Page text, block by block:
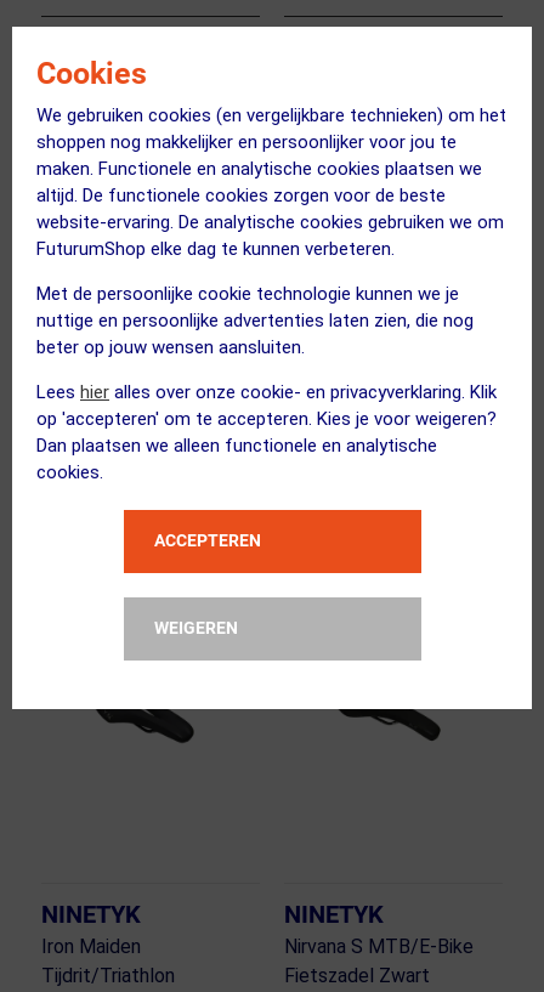
Cookies
We gebruiken cookies (en vergelijkbare technieken) om het
shoppen nog makkelijker en persoonlijker voor jou te
maken. Functionele en analytische cookies plaatsen we
altijd. De functionele cookies zorgen voor de beste
website-ervaring. De analytische cookies gebruiken we om
FuturumShop elke dag te kunnen verbeteren.
Met de persoonlijke cookie technologie kunnen we je
nuttige en persoonlijke advertenties laten zien, die nog
beter op jouw wensen aansluiten.
Lees hier alles over onze cookie- en privacyverklaring. Klik
op 'accepteren' om te accepteren. Kies je voor weigeren?
Dan plaatsen we alleen functionele en analytische
cookies.
ACCEPTEREN
WEIGEREN
NINETYK
Fietszadel Zwart
319.95
NINETYK
Fietszadel Zwart
159.95
NINETYK
Iron Maiden
Tijdrit/Triathlon
NINETYK
Nirvana S MTB/E-Bike
Fietszadel Zwart